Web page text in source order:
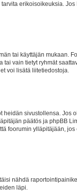
erikoisoikeuksia.
tai käyttäjän mukaan.
vain tietyt ryhmät
voi lisätä liitetiedostoja.
sivustollensa. Jos
päätös ja phpBB
foorumin ylläpitäjään,
nähdä
läpi.